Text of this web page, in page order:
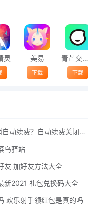
灵 美易
下载
青芒交友软件官方版2021 v1.3
下载
ToonMe怎么取消自动续费？自动续费关闭方法
鸟驿站
友 加好友方法大全
新2021 礼包兑换码大全
欢乐射手领红包是真的吗